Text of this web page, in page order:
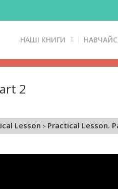
НАШІ КНИГИ
2
Lesson Practical Lesson.